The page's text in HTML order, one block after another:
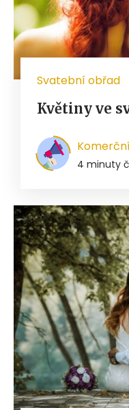
Svatební obřad
Květiny ve
4 minuty